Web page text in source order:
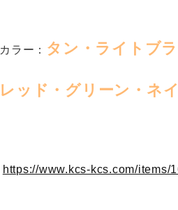
カラー： タン・ライトブ
レッド・グリーン・ネ
https://www.kcs-kcs.com/items/